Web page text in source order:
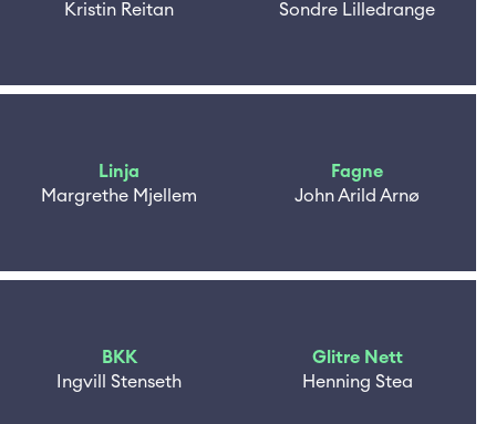
Kristin Reitan
Sondre Lilledrange
Linja
Margrethe Mjellem
Fagne
John Arild Arnø
BKK
Ingvill Stenseth
Glitre Nett
Henning Stea